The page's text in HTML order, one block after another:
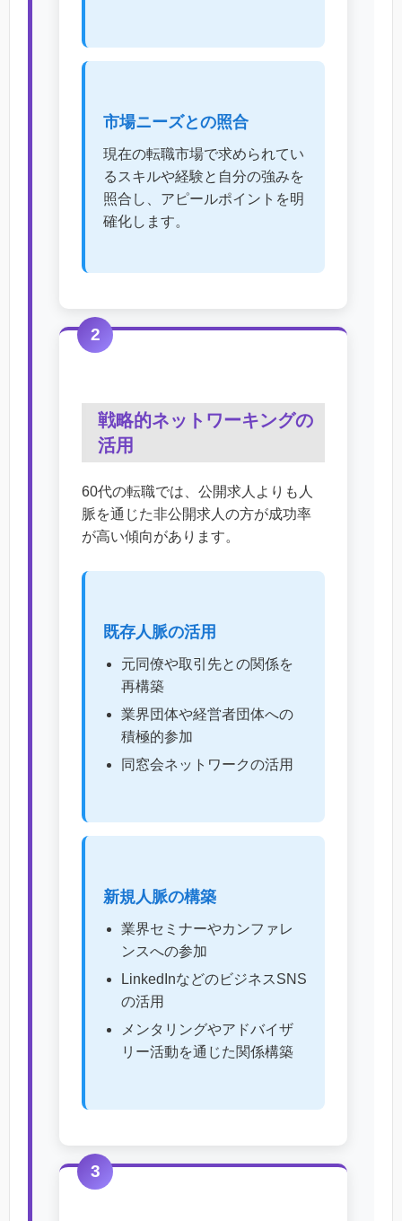
市場ニーズとの照合
現在の転職市場で求められてい
るスキルや経験と自分の強みを
照合し、アピールポイントを明
確化します。
2
戦略的ネットワーキングの
活用
60代の転職では、公開求人よりも人
脈を通じた非公開求人の方が成功率
が高い傾向があります。
既存人脈の活用
元同僚や取引先との関係を
再構築
業界団体や経営者団体への
積極的参加
同窓会ネットワークの活用
新規人脈の構築
業界セミナーやカンファレ
ンスへの参加
LinkedInなどのビジネスSNS
の活用
メンタリングやアドバイザ
リー活動を通じた関係構築
3